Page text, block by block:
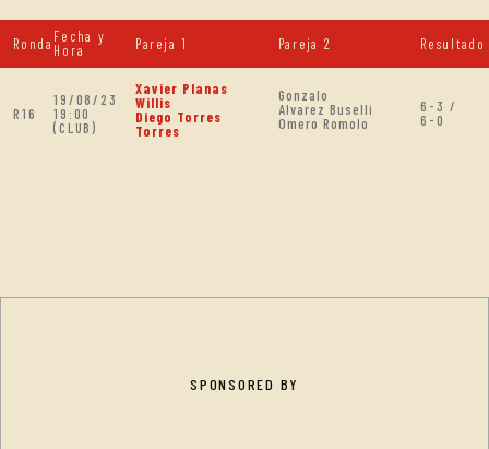
Ronda Fecha y
Hora
Pareja 1 Pareja 2 Resultado
R16
19/08/23
19:00
(CLUB)
Xavier Planas
Willis
Diego Torres
Torres
Gonzalo
Alvarez Buselli
Omero Romolo
6-3 /
6-0
SPONSORED BY